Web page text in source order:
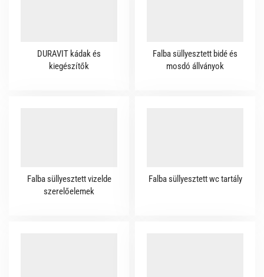
DURAVIT kádak és
kiegészítők
Falba süllyesztett bidé és
mosdó állványok
Falba süllyesztett vizelde
szerelőelemek
Falba süllyesztett wc tartály